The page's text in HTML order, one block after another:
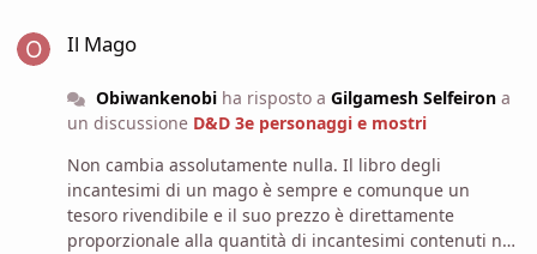
Il Mago
Obiwankenobiha risposto a Gilgamesh Selfeirona
un discussione D&D 3e personaggi e mostri
Non cambia assolutamente nulla. Il libro degli
incantesimi di un mago è sempre e comunque un
tesoro rivendibile e il suo prezzo è direttamente
proporzionale alla quantità di incantesimi contenuti nel